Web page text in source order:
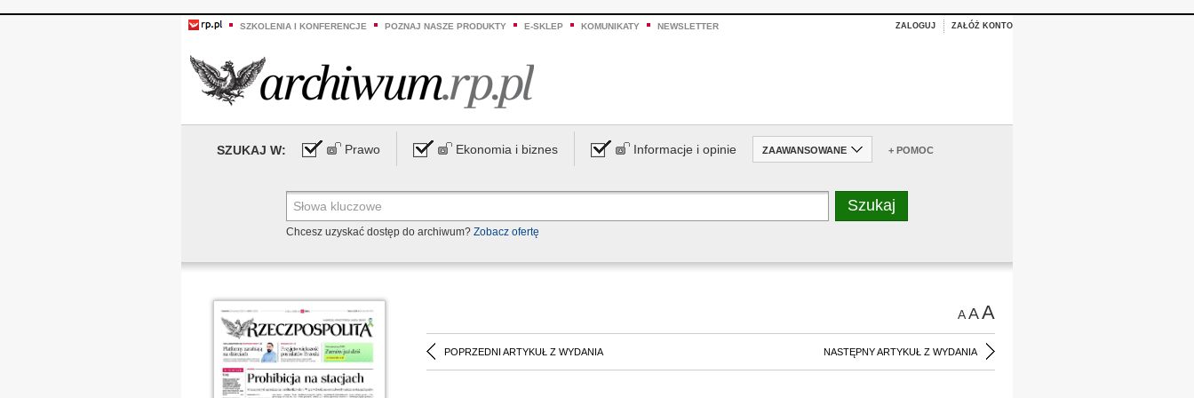
SZKOLENIA I KONFERENCJE POZNAJ NASZE PRODUKTY E-SKLEP KOMUNIKATY NEWSLETTER ZALOGUJ ZAŁÓŻ KONTO
SZUKAJ W: Prawo Ekonomia i biznes Informacje i opinie ZAAWANSOWANE + POMOC
Chcesz uzyskać dostęp do archiwum? Zobacz ofertę
AAA
POPRZEDNI ARTYKUŁ Z WYDANIA NASTĘPNY ARTYKUŁ Z WYDANIA